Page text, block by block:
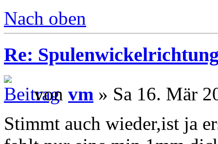
Nach oben
Re:
von vm » Sa 16. Mär
Stimmt auch wieder,ist ja